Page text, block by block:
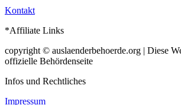
Kontakt
*Affiliate Links
copyright © auslaenderbehoerde.org | Diese
offizielle Behördenseite
Infos und Rechtliches
Impressum